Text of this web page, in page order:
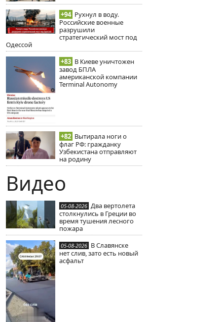
+94 Рухнул в воду.
Российские военные
разрушили
стратегический мост под
Одессой
+83 В Киеве уничтожен
завод БПЛА
американской компании
Terminal Autonomy
+82 Вытирала ноги о
флаг РФ: гражданку
Узбекистана отправляют
на родину
Видео
05-08-2026 Два вертолета
столкнулись в Греции во
время тушения лесного
пожара
05-08-2026 В Славянске
нет слив, зато есть новый
асфальт